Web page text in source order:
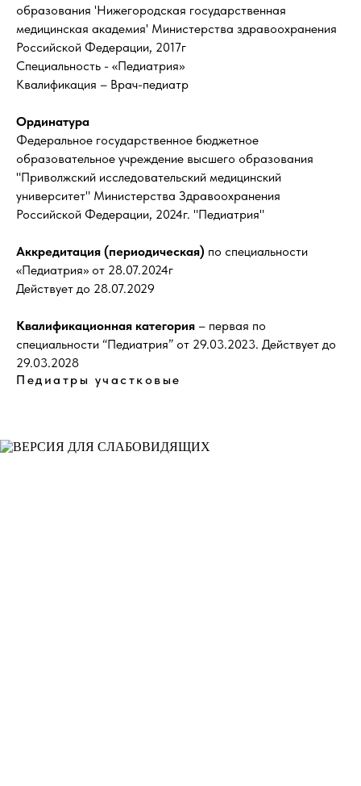
образования 'Нижегородская государственная
медицинская академия' Министерства здравоохранения
Российской Федерации, 2017г
Специальность - «Педиатрия»
Квалификация – Врач-педиатр
Ординатура
Федеральное государственное бюджетное
образовательное учреждение высшего образования
"Приволжский исследовательский медицинский
университет" Министерства Здравоохранения
Российской Федерации, 2024г. "Педиатрия"
Аккредитация (периодическая) по специальности
«Педиатрия» от 28.07.2024г
Действует до 28.07.2029
Квалификационная категория – первая по
специальности “Педиатрия” от 29.03.2023. Действует до
29.03.2028
Педиатры участковые